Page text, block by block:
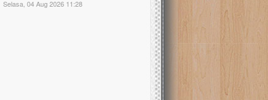
Selasa, 04 Aug 2026 11:28